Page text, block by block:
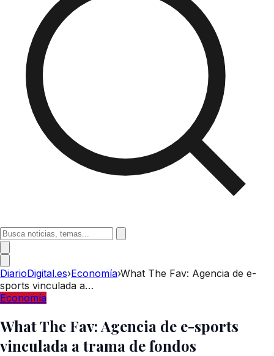
DiarioDigital.es›Economía›What The Fav: Agencia de e-
sports vinculada a…
Economía
What The Fav: Agencia de e-sports
vinculada a trama de fondos